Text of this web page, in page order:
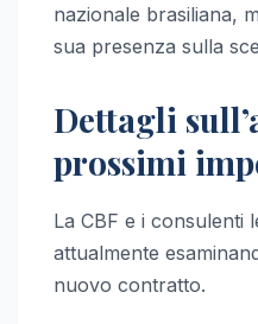
nazionale brasiliana,
sua presenza sulla
Dettagli
prossimi
La CBF e i consulenti
attualmente
nuovo contratto.